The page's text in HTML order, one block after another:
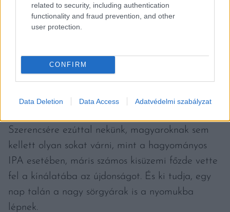
related to security, including authentication
functionality and fraud prevention, and other
user protection.
CONFIRM
Data Deletion Data Access Adatvédelmi szabályzat
ben még elég tanácstalanul ültek a hozzájuk
beküldött egyik NEIPA tesztelésénél. Egyrészről
maximális pontszámot érdemelne a jelölt, viszont
legkevésbé sem egy zavaros folyadék képe élt a
fejükben a hibátlan IPÁ-kkal kapcsolatban. Végül
azért győzött a sör, és nemcsak a
Szerencsére ezúttal nekünk, magyaroknak sem
kellett olyan sokat várni, mint a hagyományos
IPA esetében, máris számos kisüzemi főzde vette
fel a kínálatába az újdonságot. És ki tudja, egy
nap talán a nagy sörgyárak is a nyomukba
lépnek.